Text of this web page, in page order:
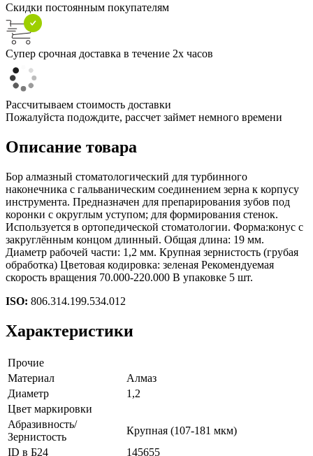
Скидки постоянным покупателям
Супер срочная доставка в течение 2х часов
Рассчитываем стоимость доставки
Пожалуйста подождите, рассчет займет немного времени
Описание товара
Бор алмазный стоматологический для турбинного
наконечника с гальваническим соединением зерна к корпусу
инструмента. Предназначен для препарирования зубов под
коронки с округлым уступом; для формирования стенок.
Используется в ортопедической стоматологии. Форма:конус с
закруглённым концом длинный. Общая длина: 19 мм.
Диаметр рабочей части: 1,2 мм. Крупная зернистость (грубая
обработка) Цветовая кодировка: зеленая Рекомендуемая
скорость вращения 70.000-220.000 В упаковке 5 шт.
ISO: 806.314.199.534.012
Характеристики
Прочие
Материал
Алмаз
Диаметр
1,2
Цвет маркировки
Абразивность/
Зернистость
Крупная (107-181 мкм)
ID в Б24
145655